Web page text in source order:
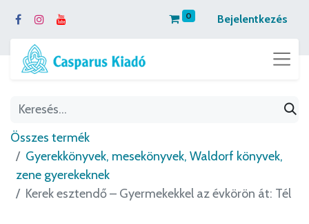
0 Bejelentkezés
Összes termék
Gyerekkönyvek, mesekönyvek, Waldorf könyvek,
zene gyerekeknek
Kerek esztendő – Gyermekekkel az évkörön át: Tél